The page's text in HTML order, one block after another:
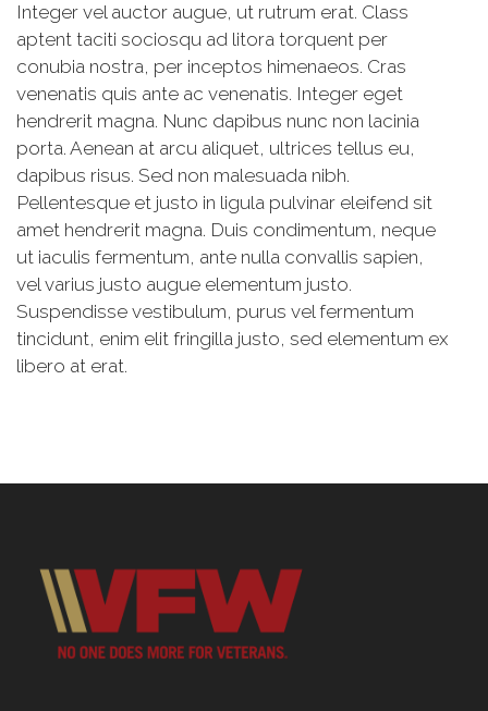
Integer vel auctor augue, ut rutrum erat. Class
aptent taciti sociosqu ad litora torquent per
conubia nostra, per inceptos himenaeos. Cras
venenatis quis ante ac venenatis. Integer eget
hendrerit magna. Nunc dapibus nunc non lacinia
porta. Aenean at arcu aliquet, ultrices tellus eu,
dapibus risus. Sed non malesuada nibh.
Pellentesque et justo in ligula pulvinar eleifend sit
amet hendrerit magna. Duis condimentum, neque
ut iaculis fermentum, ante nulla convallis sapien,
vel varius justo augue elementum justo.
Suspendisse vestibulum, purus vel fermentum
tincidunt, enim elit fringilla justo, sed elementum ex
libero at erat.